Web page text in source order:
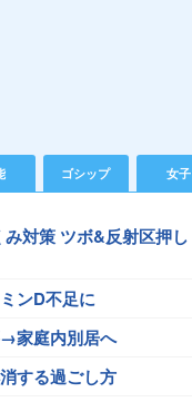
ゴシップ 女子
み対策 ツボ&反射区押し
ンD不足に
家庭内別居へ
する過ごし方